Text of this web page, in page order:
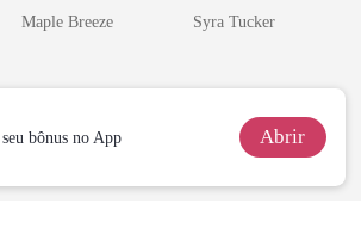
vida e um
Maple Breeze Syra Tucker
bônus no App Abrir